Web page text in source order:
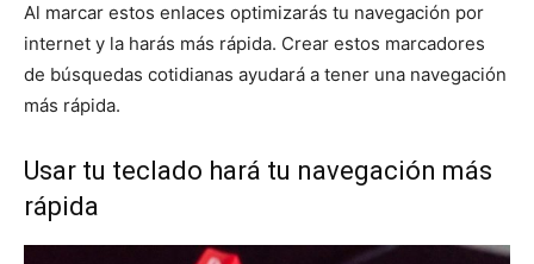
Al marcar estos enlaces optimizarás tu navegación por
internet y la harás más rápida. Crear estos marcadores
de búsquedas cotidianas ayudará a tener una navegación
más rápida.
Usar tu teclado hará tu navegación más
rápida